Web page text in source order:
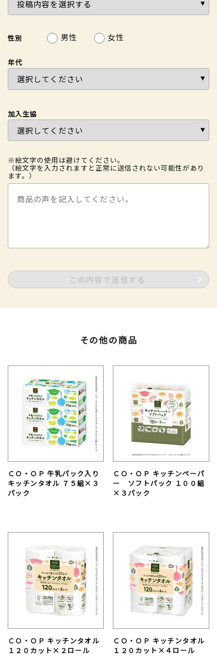
性別 男性 女性
年代
加入生協
※絵文字の使用は避けてください。
（絵文字を入力されますと正常に送信されない可能性があり
ます。）
この内容で送信する
その他の商品
ＣＯ・ＯＰ 牛乳パック入り
キッチンタオル ７５組×３
パック
ＣＯ・ＯＰ キッチンペーパ
ー ソフトパック １００組
×３パック
ＣＯ・ＯＰ キッチンタオル
１２０カット×２ロール
ＣＯ・ＯＰ キッチンタオル
１２０カット×４ロール